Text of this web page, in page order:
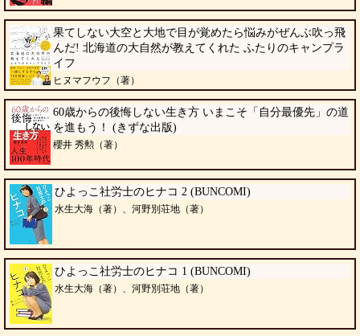
果てしない大空と大地で目が覚めたら悩みがぜんぶ吹っ飛
んだ! 北海道の大自然が教えてくれた ふたりのキャンプラ
イフ
ヒヌマフウフ（著）
60歳からの後悔しない生き方 いまこそ「自分最優先」の道
を進もう！ (きずな出版)
櫻井 秀勲（著）
ひよっこ社労士のヒナコ 2 (BUNCOMI)
水生大海（著）、河野別荘地（著）
ひよっこ社労士のヒナコ 1 (BUNCOMI)
水生大海（著）、河野別荘地（著）